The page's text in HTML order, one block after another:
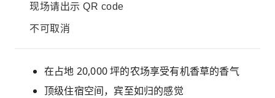
现场请出示 QR code
不可取消
在占地 20,000 坪的农场享受有机香草的香气
顶级住宿空间，宾至如归的感觉